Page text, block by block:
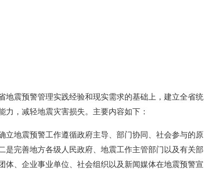
地震预警管理实践经验和现实需求的基础上，建立全省统
，减轻地震灾害损失。主要内容如下：
立地震预警工作遵循政府主导、部门协同、社会参与的原
是完善地方各级人民政府、地震工作主管部门以及有关部
、企业事业单位、社会组织以及新闻媒体在地震预警宣